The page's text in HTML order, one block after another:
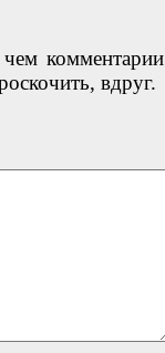
комментарии
вдруг.